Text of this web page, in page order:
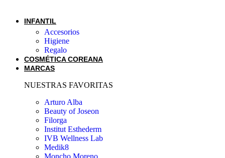
INFANTIL
Accesorios
Higiene
Regalo
COSMÉTICA COREANA
MARCAS
NUESTRAS FAVORITAS
Arturo Alba
Beauty of Joseon
Filorga
Institut Esthederm
IVB Wellness Lab
Medik8
Moncho Moreno